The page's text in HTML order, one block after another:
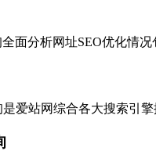
全面分析网址SEO优化情
爱站网综合各大搜索引